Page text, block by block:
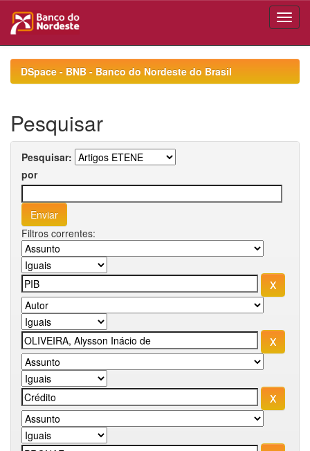
navigationDSpace - BNB - Banco do Nordeste do Brasil
Pesquisar
Pesquisar:
por
Filtros correntes: